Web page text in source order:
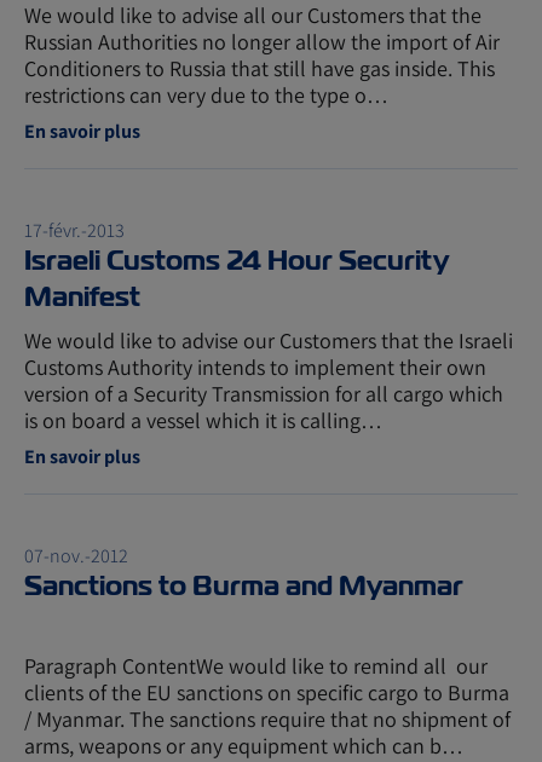
We would like to advise all our Customers that the
Russian Authorities no longer allow the import of Air
Conditioners to Russia that still have gas inside. This
restrictions can very due to the type o…
En savoir plus
17-févr.-2013
Israeli Customs 24 Hour Security
Manifest
We would like to advise our Customers that the Israeli
Customs Authority intends to implement their own
version of a Security Transmission for all cargo which
is on board a vessel which it is calling…
En savoir plus
07-nov.-2012
Sanctions to Burma and Myanmar
Paragraph ContentWe would like to remind all our
clients of the EU sanctions on specific cargo to Burma
/ Myanmar. The sanctions require that no shipment of
arms, weapons or any equipment which can b…